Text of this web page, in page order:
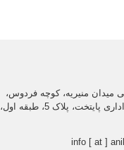
میدان منیریه، کوچه فردوس،
ساختمان اداری پایتخت، پلاک 5، طبقه اول،
info [ at ]